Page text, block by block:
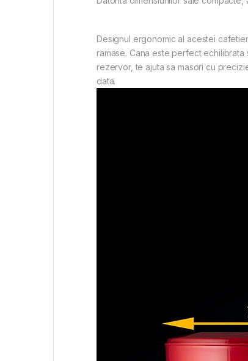
Designul ergonomic al acestei
ramase. Cana este perfect
rezervor, te ajuta sa masori cu
data.